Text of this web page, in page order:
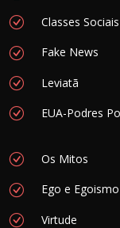
Classes Sociais
Fake News
Leviatã
EUA-Podres
Os Mitos
Ego e Egoismo
Virtude